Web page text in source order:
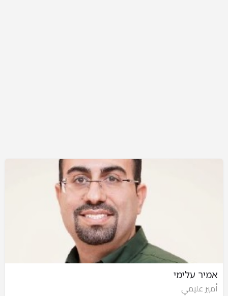
אמיר עלימי
أمير عليمي